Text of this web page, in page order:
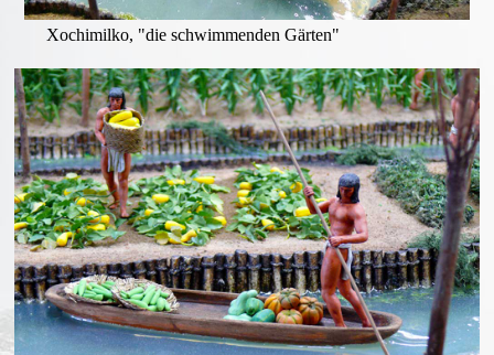
Xochimilko, "die schwimmenden Gärten"